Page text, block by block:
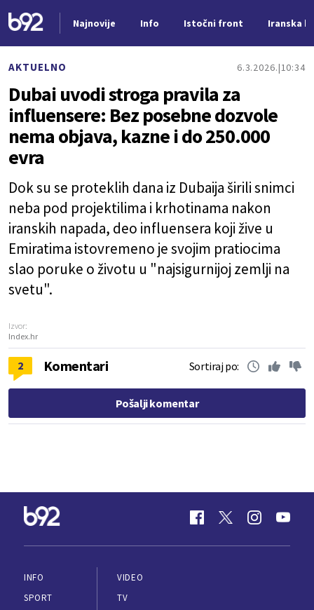
Najnovije Info Istočni front Iranska
AKTUELNO 6.3.2026. 10:34
Dubai uvodi stroga pravila za
influensere: Bez posebne dozvole
nema objava, kazne i do 250.000
evra
Dok su se proteklih dana iz Dubaija širili snimci
neba pod projektilima i krhotinama nakon
iranskih napada, deo influensera koji žive u
Emiratima istovremeno je svojim pratiocima
slao poruke o životu u "najsigurnijoj zemlji na
svetu".
Izvor:
Index.hr
2 Komentari Sortiraj po:
Pošalji komentar
INFO
SPORT
VIDEO
TV